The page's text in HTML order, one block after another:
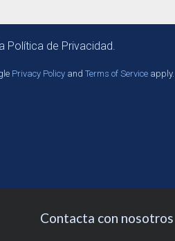
Política de Privacidad.
Privacy Policy and Terms of Service apply.
Contacta con nosotros